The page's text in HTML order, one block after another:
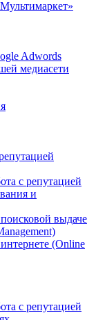
Adwords
медиасети
с репутацией
и
выдаче
(Online
с репутацией